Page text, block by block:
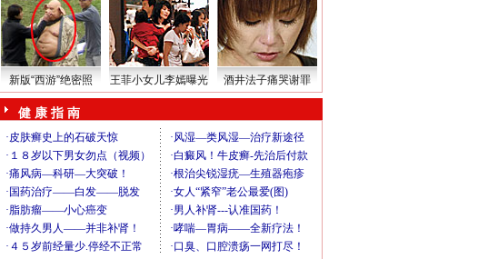
新版“西游”绝密照 王菲小女儿李嫣曝光 酒井法子痛哭谢罪
健 康 指 南